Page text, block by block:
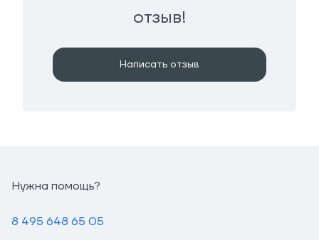
отзыв!
Написать отзыв
Нужна помощь?
8 495 648 65 05